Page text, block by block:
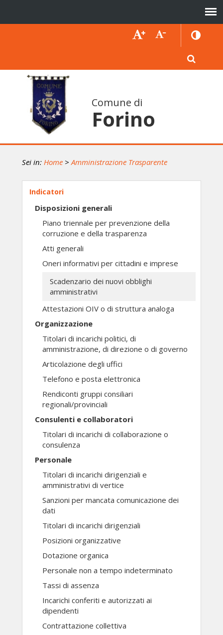
Comune di
Forino
Sei in: Home >Amministrazione Trasparente
Indicatori
Disposizioni generali
Piano triennale per prevenzione della
corruzione e della trasparenza
Atti generali
Oneri informativi per cittadini e imprese
Scadenzario dei nuovi obblighi
amministrativi
Attestazioni OIV o di struttura analoga
Organizzazione
Titolari di incarichi politici, di
amministrazione, di direzione o di governo
Articolazione degli uffici
Telefono e posta elettronica
Rendiconti gruppi consiliari
regionali/provinciali
Consulenti e collaboratori
Titolari di incarichi di collaborazione o
consulenza
Personale
Titolari di incarichi dirigenziali e
amministrativi di vertice
Sanzioni per mancata comunicazione dei
dati
Titolari di incarichi dirigenziali
Posizioni organizzative
Dotazione organica
Personale non a tempo indeterminato
Tassi di assenza
Incarichi conferiti e autorizzati ai
dipendenti
Contrattazione collettiva